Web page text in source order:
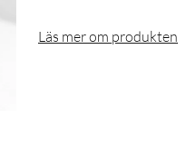
Läs mer om produkten